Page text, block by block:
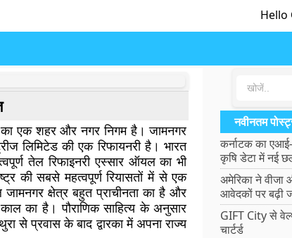
Hello
एक शहर और नगर निगम है। जामनगर
लिमिटेड की एक रिफायनरी है। भारत
तेल रिफाइनरी एस्सार ऑयल का भी
की सबसे महत्वपूर्ण रियासतों में से एक
क्षेत्र बहुत प्राचीनता का है और
का है। पौराणिक साहित्य के अनुसार
से प्रवास के बाद द्वारका में अपना राज्य
नवीनतम
कर्नाटक का
कृषि डेटा में नई
अमेरिका ने वीजा
आवेदकों पर बढ़ी
GIFT City से
चार्टर्ड